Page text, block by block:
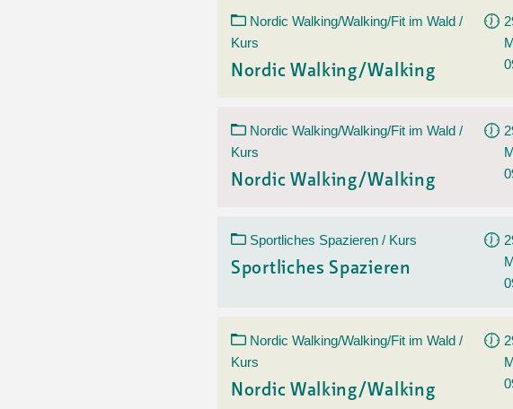
Nordic Walking/Walking/Fit im Wald /
Kurs
Nordic Walking/Walking
Nordic Walking/Walking/Fit im Wald /
Kurs
Nordic Walking/Walking
Sportliches Spazieren / Kurs
Sportliches Spazieren
Nordic Walking/Walking/Fit im Wald /
Kurs
Nordic Walking/Walking